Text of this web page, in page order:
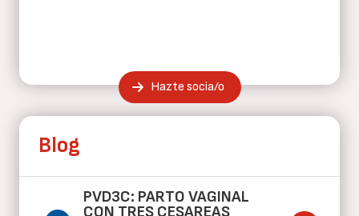
Hazte socia/o
Blog
PVD3C: PARTO VAGINAL
CON TRES CESAREAS